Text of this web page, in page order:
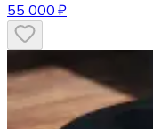
55 000 ₽